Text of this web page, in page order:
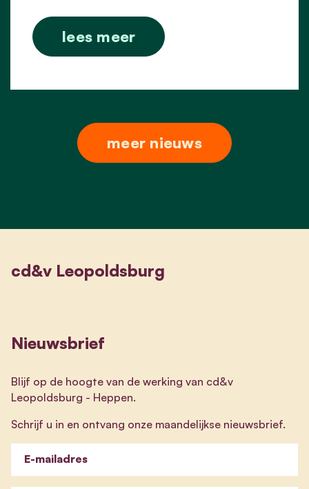
lees meer
meer nieuws
cd&v Leopoldsburg
Nieuwsbrief
Blijf op de hoogte van de werking van cd&v
Leopoldsburg - Heppen.
Schrijf u in en ontvang onze maandelijkse nieuwsbrief.
E-mailadres